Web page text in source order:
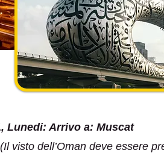
Lunedi: Arrivo a: Muscat
visto dell’Oman deve essere